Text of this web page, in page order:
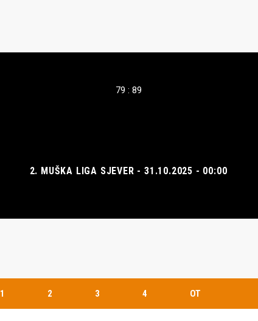
79 : 89
2. MUŠKA LIGA SJEVER - 31.10.2025 - 00:00
1 2 3 4 OT